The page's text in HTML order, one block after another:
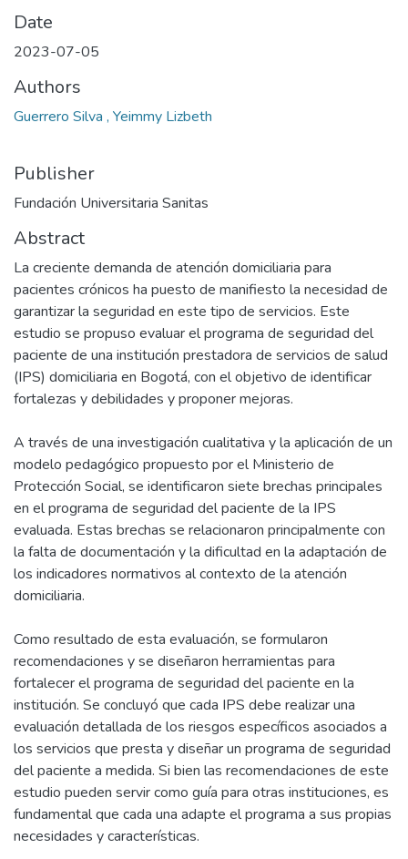
Date
2023-07-05
Authors
Guerrero Silva , Yeimmy Lizbeth
Publisher
Fundación Universitaria Sanitas
Abstract
La creciente demanda de atención domiciliaria para
pacientes crónicos ha puesto de manifiesto la necesidad de
garantizar la seguridad en este tipo de servicios. Este
estudio se propuso evaluar el programa de seguridad del
paciente de una institución prestadora de servicios de salud
(IPS) domiciliaria en Bogotá, con el objetivo de identificar
fortalezas y debilidades y proponer mejoras.
A través de una investigación cualitativa y la aplicación de un
modelo pedagógico propuesto por el Ministerio de
Protección Social, se identificaron siete brechas principales
en el programa de seguridad del paciente de la IPS
evaluada. Estas brechas se relacionaron principalmente con
la falta de documentación y la dificultad en la adaptación de
los indicadores normativos al contexto de la atención
domiciliaria.
Como resultado de esta evaluación, se formularon
recomendaciones y se diseñaron herramientas para
fortalecer el programa de seguridad del paciente en la
institución. Se concluyó que cada IPS debe realizar una
evaluación detallada de los riesgos específicos asociados a
los servicios que presta y diseñar un programa de seguridad
del paciente a medida. Si bien las recomendaciones de este
estudio pueden servir como guía para otras instituciones, es
fundamental que cada una adapte el programa a sus propias
necesidades y características.